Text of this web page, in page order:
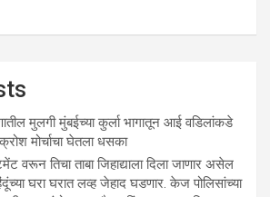
मुलगी मुंबईच्या कुर्ला भागातून आई वडिलांकडे
मोर्चाचा घेतला धसका
वरून तिचा ताबा जिहाद्याला दिला जाणार असेल
घरा घरात लव्ह जेहाद घडणार. केज पोलिसांच्या